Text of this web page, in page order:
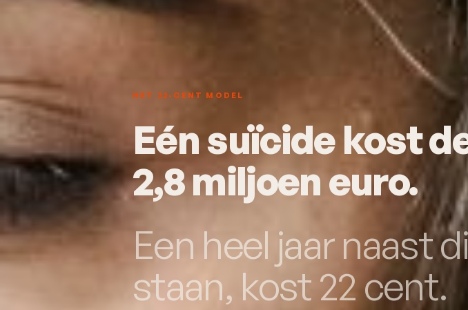
HET 22-CENT MODEL
Eén suïcide kost
2,8 miljoen euro.
Een heel jaar naast
staan, kost 22 cent.